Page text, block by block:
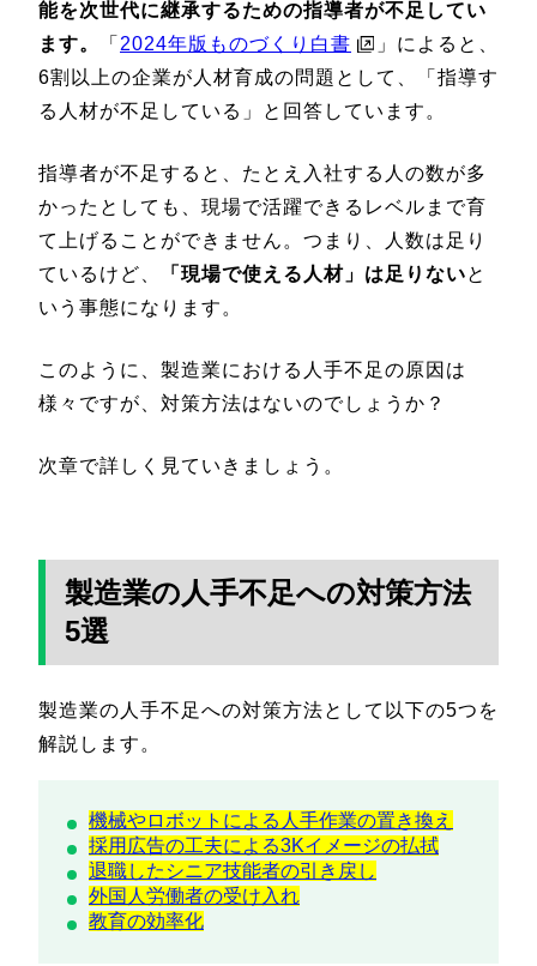
能を次世代に継承するための指導者が不足してい
ます。
「 2024年版ものづくり白書
」によると、
6割以上の企業が人材育成の問題として、「指導す
る人材が不足している」と回答しています。
指導者が不足すると、たとえ入社する人の数が多
かったとしても、現場で活躍できるレベルまで育
て上げることができません。つまり、人数は足り
ているけど、
「現場で使える人材」は足りないと
いう事態になります。
このように、製造業における人手不足の原因は
様々ですが、対策方法はないのでしょうか？
次章で詳しく見ていきましょう。
製造業の人手不足への対策方法
5選
製造業の人手不足への対策方法として以下の5つを
解説します。
機械やロボットによる人手作業の置き換え
採用広告の工夫による3Kイメージの払拭
退職したシニア技能者の引き戻し
外国人労働者の受け入れ
教育の効率化